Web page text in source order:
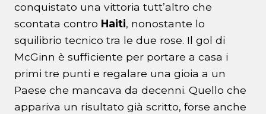
conquistato una vittoria tutt’altro che
scontata contro Haiti, nonostante lo
squilibrio tecnico tra le due rose. Il gol di
McGinn è sufficiente per portare a casa i
primi tre punti e regalare una gioia a un
Paese che mancava da decenni. Quello che
appariva un risultato già scritto, forse anche